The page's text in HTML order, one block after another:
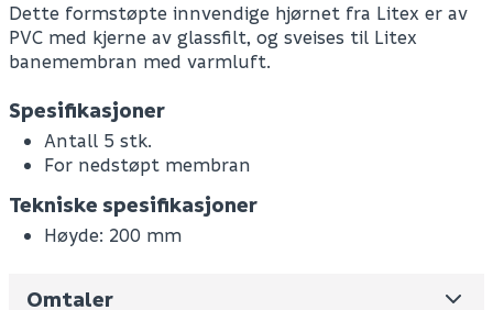
Dette formstøpte innvendige hjørnet fra Litex er av
PVC med kjerne av glassfilt, og sveises til Litex
banemembran med varmluft.
Spesifikasjoner
Antall 5 stk.
For nedstøpt membran
Tekniske spesifikasjoner
Høyde: 200 mm
Omtaler
Leverandørens varenummer 622